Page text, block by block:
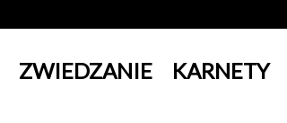
ZWIEDZANIE KARNETY